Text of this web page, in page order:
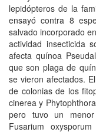
lepidópteros de la
ensayó contra 8
salvado incorporado
actividad insecticida
afecta quínoa
que son plaga de
se vieron afectados.
de colonias de los
cinerea y
pero tuvo un
Fusarium